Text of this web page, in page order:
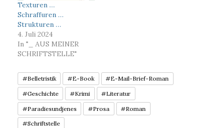
Texturen …
Schraffuren …
Strukturen …
4. Juli 2024
In "_ AUS MEINER
SCHRIFTSTELLE"
#Belletristik #E-Book #E-Mail-Brief-Roman
#Geschichte #Krimi #Literatur
#Paradiesundjenes #Prosa #Roman
#Schriftstelle